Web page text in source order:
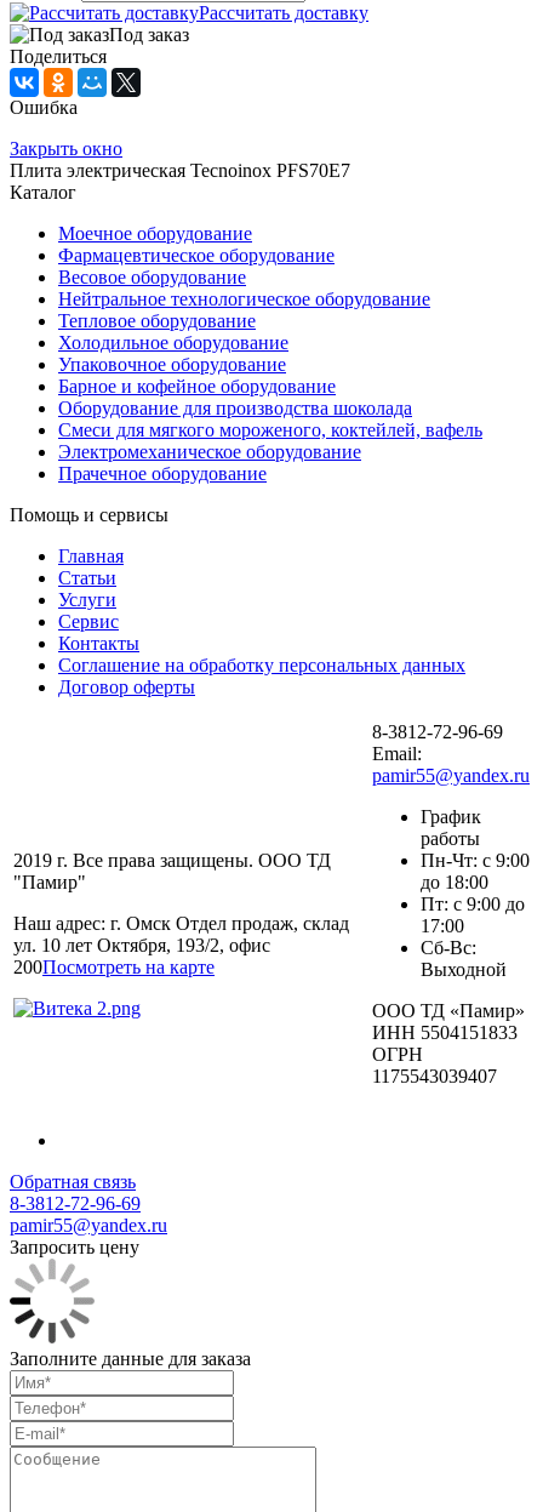
Рассчитать доставку
Под заказ
Поделиться
Ошибка
Закрыть окно
Плита электрическая Tecnoinox PFS70E7
Каталог
Моечное оборудование
Фармацевтическое оборудование
Весовое оборудование
Нейтральное технологическое оборудование
Тепловое оборудование
Холодильное оборудование
Упаковочное оборудование
Барное и кофейное оборудование
Оборудование для производства шоколада
Смеси для мягкого мороженого, коктейлей, вафель
Электромеханическое оборудование
Прачечное оборудование
Помощь и сервисы
Главная
Статьи
Услуги
Сервис
Контакты
Соглашение на обработку персональных данных
Договор оферты
2019 г. Все права защищены. ООО ТД
"Памир"
Наш адрес: г. Омск Отдел продаж, склад
ул. 10 лет Октября, 193/2, офис
200Посмотреть на карте
8-3812-72-96-69
Email:
pamir55@yandex.ru
График
работы
Пн-Чт: с 9:00
до 18:00
Пт: с 9:00 до
17:00
Сб-Вс:
Выходной
ООО ТД «Памир»
ИНН 5504151833
ОГРН
1175543039407
Обратная связь
8-3812-72-96-69
pamir55@yandex.ru
Запросить цену
Заполните данные для заказа